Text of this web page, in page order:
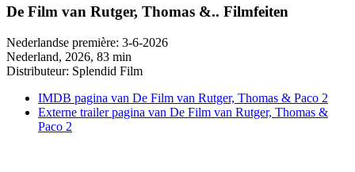
De Film van Rutger, Thomas &.. Filmfeiten
Nederlandse première: 3-6-2026
Nederland, 2026, 83 min
Distributeur: Splendid Film
IMDB pagina van De Film van Rutger, Thomas & Paco 2
Externe trailer pagina van De Film van Rutger, Thomas &
Paco 2